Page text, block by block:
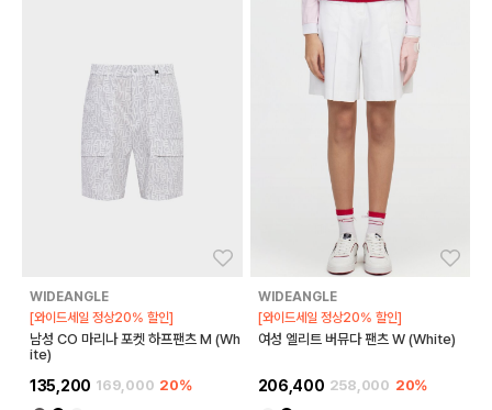
WIDEANGLE
[와이드세일 정상20% 할인]
남성 CO 마리나 포켓 하프팬츠 M (Wh
ite)
135,200 169,000 20%
WIDEANGLE
[와이드세일 정상20% 할인]
여성 엘리트 버뮤다 팬츠 W (White)
206,400 258,000 20%